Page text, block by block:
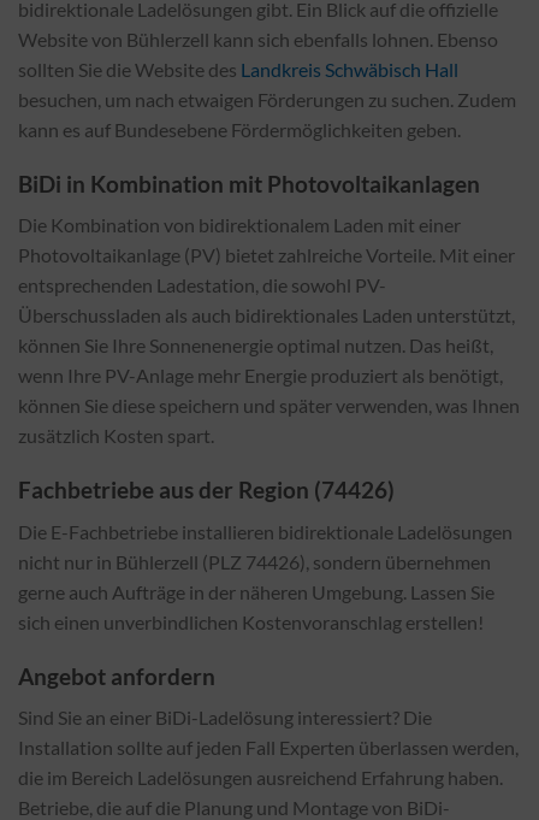
bidirektionale Ladelösungen gibt. Ein Blick auf die offizielle
Website von Bühlerzell kann sich ebenfalls lohnen. Ebenso
sollten Sie die Website des Landkreis Schwäbisch Hall
besuchen, um nach etwaigen Förderungen zu suchen. Zudem
kann es auf Bundesebene Fördermöglichkeiten geben.
BiDi in Kombination mit Photovoltaikanlagen
Die Kombination von bidirektionalem Laden mit einer
Photovoltaikanlage (PV) bietet zahlreiche Vorteile. Mit einer
entsprechenden Ladestation, die sowohl PV-
Überschussladen als auch bidirektionales Laden unterstützt,
können Sie Ihre Sonnenenergie optimal nutzen. Das heißt,
wenn Ihre PV-Anlage mehr Energie produziert als benötigt,
können Sie diese speichern und später verwenden, was Ihnen
zusätzlich Kosten spart.
Fachbetriebe aus der Region (74426)
Die E-Fachbetriebe installieren bidirektionale Ladelösungen
nicht nur in Bühlerzell (PLZ 74426), sondern übernehmen
gerne auch Aufträge in der näheren Umgebung. Lassen Sie
sich einen unverbindlichen Kostenvoranschlag erstellen!
Angebot anfordern
Sind Sie an einer BiDi-Ladelösung interessiert? Die
Installation sollte auf jeden Fall Experten überlassen werden,
die im Bereich Ladelösungen ausreichend Erfahrung haben.
Betriebe, die auf die Planung und Montage von BiDi-